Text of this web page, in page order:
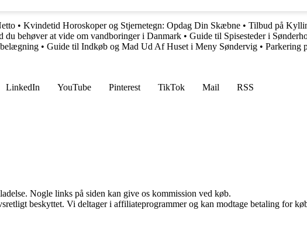
• Kvindetid Horoskoper og Stjernetegn: Opdag Din Skæbne • Tilbud på
du behøver at vide om vandboringer i Danmark • Guide til Spisesteder i
• Guide til Indkøb og Mad Ud Af Huset i Meny Søndervig • Parkering
LinkedIn YouTube Pinterest TikTok Mail
RSS
Nogle links på siden kan give os kommission ved køb.
beskyttet. Vi deltager i affiliateprogrammer og kan modtage betaling for